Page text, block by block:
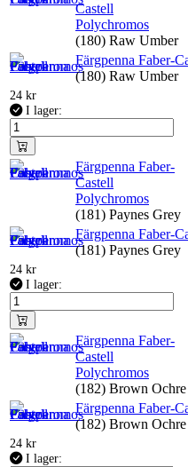
Castell
Polychromos
(180) Raw Umber
Färgpenna Faber-
(180) Raw Umber
24 kr
I lager:
Färgpenna Faber-
Castell
Polychromos
(181) Paynes Grey
Färgpenna Faber-
(181) Paynes Grey
24 kr
I lager:
Färgpenna Faber-
Castell
Polychromos
(182) Brown Ochre
Färgpenna Faber-
(182) Brown Ochre
24 kr
I lager: